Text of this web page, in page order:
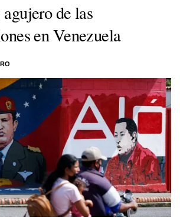
de las
en Venezuela